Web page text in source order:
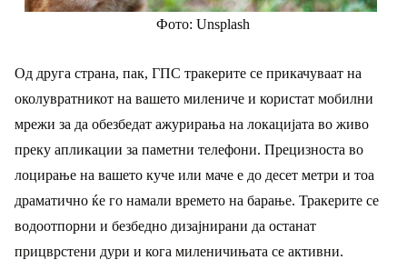
Фото: Unsplash
Од друга страна, пак, ГПС тракерите се прикачуваат на
околувратникот на вашето милениче и користат мобилни
мрежи за да обезбедат ажурирања на локацијата во живо
преку апликации за паметни телефони. Прецизноста во
лоцирање на вашето куче или маче е до десет метри и тоа
драматично ќе го намали времето на барање. Тракерите се
водоотпорни и безбедно дизајнирани да останат
прицврстени дури и кога миленичињата се активни.